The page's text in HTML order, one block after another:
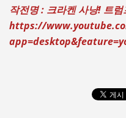
작전명 : 크라켄 사냥! 트
https://